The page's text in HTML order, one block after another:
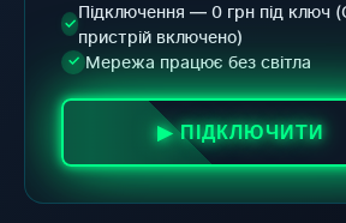
✓
Підключення — 0 грн під ключ
пристрій включено)
✓ Мережа працює без світла
▶ ПІДКЛЮЧИТИ